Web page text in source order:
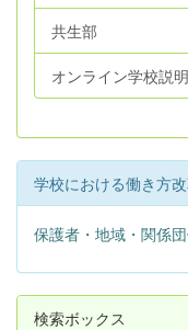
共生部
オンライン学校説
学校における働き方
保護者・地域・関係
検索ボックス